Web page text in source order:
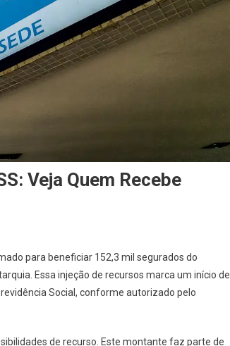
Veja Quem Recebe
para beneficiar 152,3 mil segurados do
Essa injeção de recursos marca um início de
Social, conforme autorizado pelo
de recurso. Este montante faz parte de